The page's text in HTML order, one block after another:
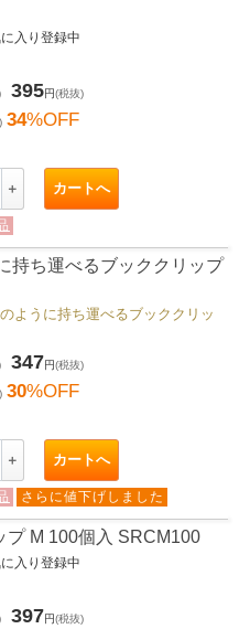
入り登録中
395円(税抜)
34%OFF
＋ カートへ
持ち運べるブッククリップ
ように持ち運べるブッククリッ
347円(税抜)
30%OFF
＋ カートへ
さらに値下げしました
プ M 100個入 SRCM100
入り登録中
397円(税抜)